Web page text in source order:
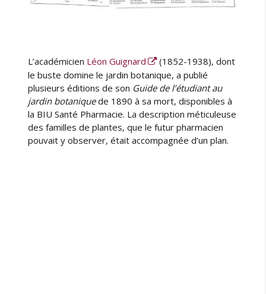
L’académicien Léon Guignard
(1852-1938), dont
le buste domine le jardin botanique, a publié
plusieurs éditions de son Guide de l’étudiant au
jardin botaniquede 1890 à sa mort, disponibles à
la BIU Santé Pharmacie. La description méticuleuse
des familles de plantes, que le futur pharmacien
pouvait y observer, était accompagnée d’un plan.